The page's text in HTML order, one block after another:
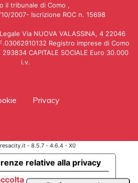
il tribunale di Como ,
2007- Iscrizione ROC n. 15698
Via NUOVA VALASSINA, 4 22046
Registro imprese di Como
CAPITALE SOCIALE Euro 30.000
i.v.
Privacy
- 8.5.7 - 4.6.4 - X0
relative alla privacy